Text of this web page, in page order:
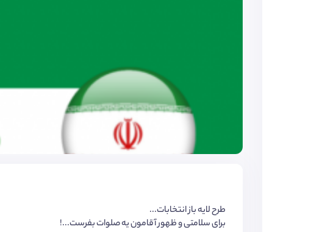
طرح لایه باز انتخابات...
برای سلامتی و ظهور آقامون یه صلوات بفرست...!